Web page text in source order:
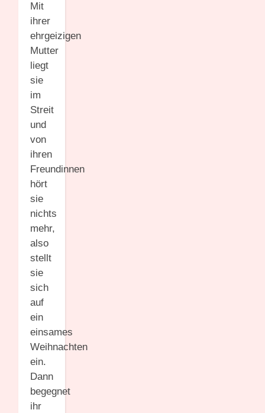
Mit
ihrer
ehrgeizigen
Mutter
liegt
sie
im
Streit
und
von
ihren
Freundinnen
hört
sie
nichts
mehr,
also
stellt
sie
sich
auf
ein
einsames
Weihnachten
ein.
Dann
begegnet
ihr